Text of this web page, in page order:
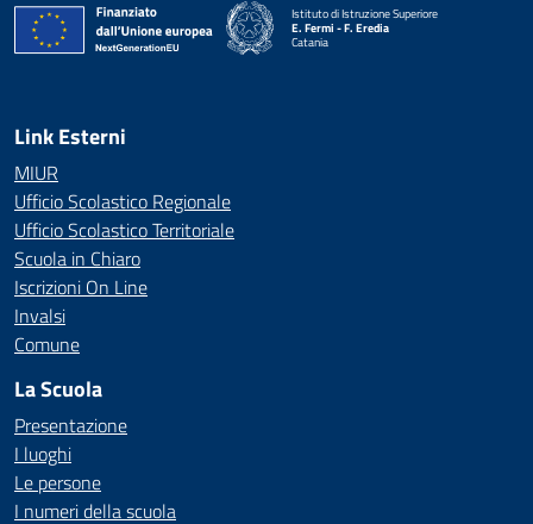
Istituto di Istruzione Superiore
E. Fermi - F. Eredia
Catania
Link Esterni
MIUR
Ufficio Scolastico Regionale
Ufficio Scolastico Territoriale
Scuola in Chiaro
Iscrizioni On Line
Invalsi
Comune
La Scuola
Presentazione
I luoghi
Le persone
I numeri della scuola